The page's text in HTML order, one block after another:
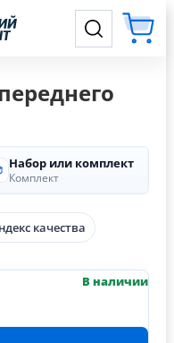
Набор или комплект
Комплект
качества
В наличии